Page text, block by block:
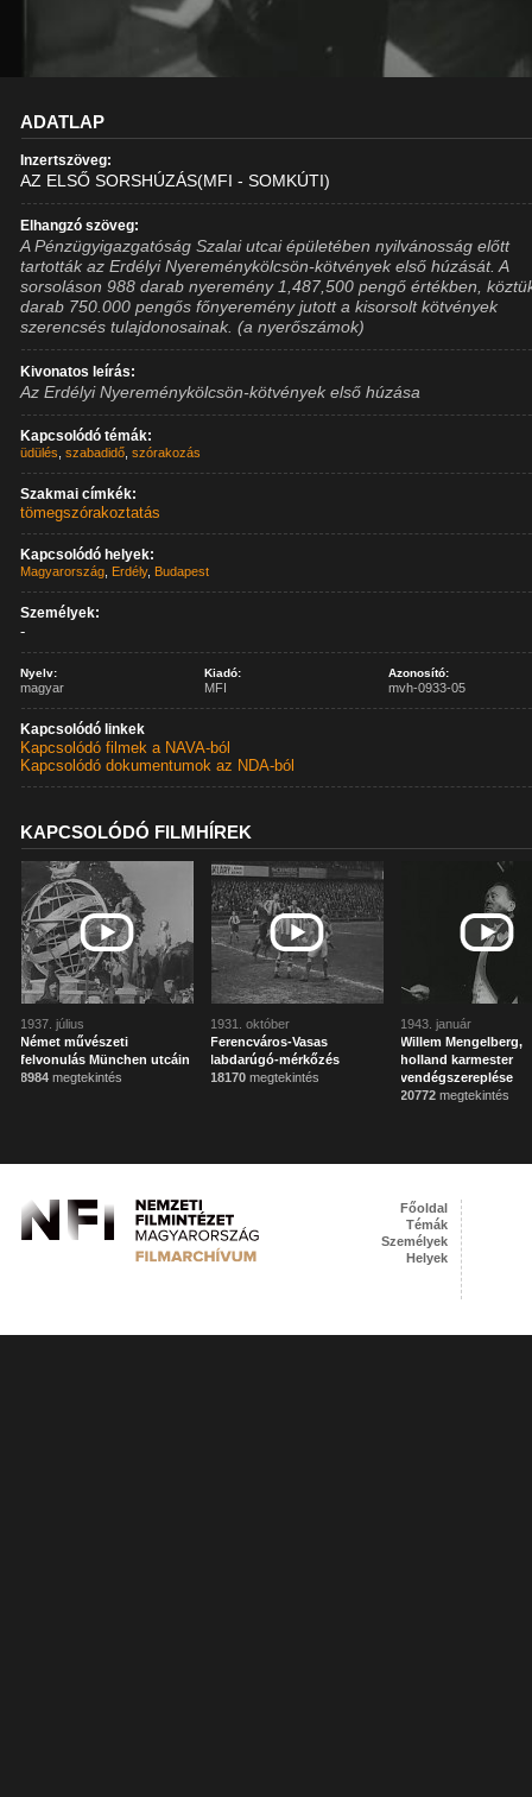
ADATLAP
Inzertszöveg:
AZ ELSŐ SORSHÚZÁS(MFI - SOMKÚTI)
Elhangzó szöveg:
A Pénzügyigazgatóság Szalai utcai épületében nyilvánosság előtt
tartották az Erdélyi Nyereménykölcsön-kötvények első húzását. A
sorsoláson 988 darab nyeremény 1,487,500 pengő értékben,
darab 750.000 pengős főnyeremény jutott a kisorsolt kötvények
szerencsés tulajdonosainak. (a nyerőszámok)
Kivonatos leírás:
Az Erdélyi Nyereménykölcsön-kötvények első húzása
Kapcsolódó témák:
üdülés ,szabadidő ,szórakozás
Szakmai címkék:
tömegszórakoztatás
Kapcsolódó helyek:
Magyarország Erdély, Budapest
Személyek:
-
Nyelv:
magyar
Kiadó:
MFI
Azonosító:
mvh-0933-05
Kapcsolódó linkek
Kapcsolódó filmek a NAVA-ból
Kapcsolódó dokumentumok az NDA-ból
KAPCSOLÓDÓ FILMHÍREK
1937. július
Német művészeti
felvonulás München utcáin
8984 megtekintés
1931. október
Ferencváros-Vasas
labdarúgó-mérkőzés
18170 megtekintés
1943. január
Willem Mengelberg,
holland karmester
vendégszereplése
20772 megtekintés
Főoldal
Témák
Személyek
Helyek